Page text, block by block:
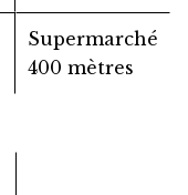
Supermarché
400 mètres